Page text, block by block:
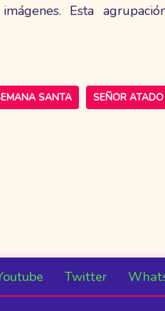
Esta
SANTA SEÑOR
Twitter